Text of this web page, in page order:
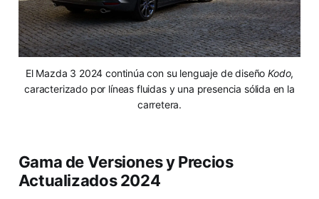
El Mazda 3 2024 continúa con su lenguaje de diseñoKodo,
caracterizado por líneas fluidas y una presencia sólida en la
carretera.
Gama de Versiones y Precios
Actualizados 2024